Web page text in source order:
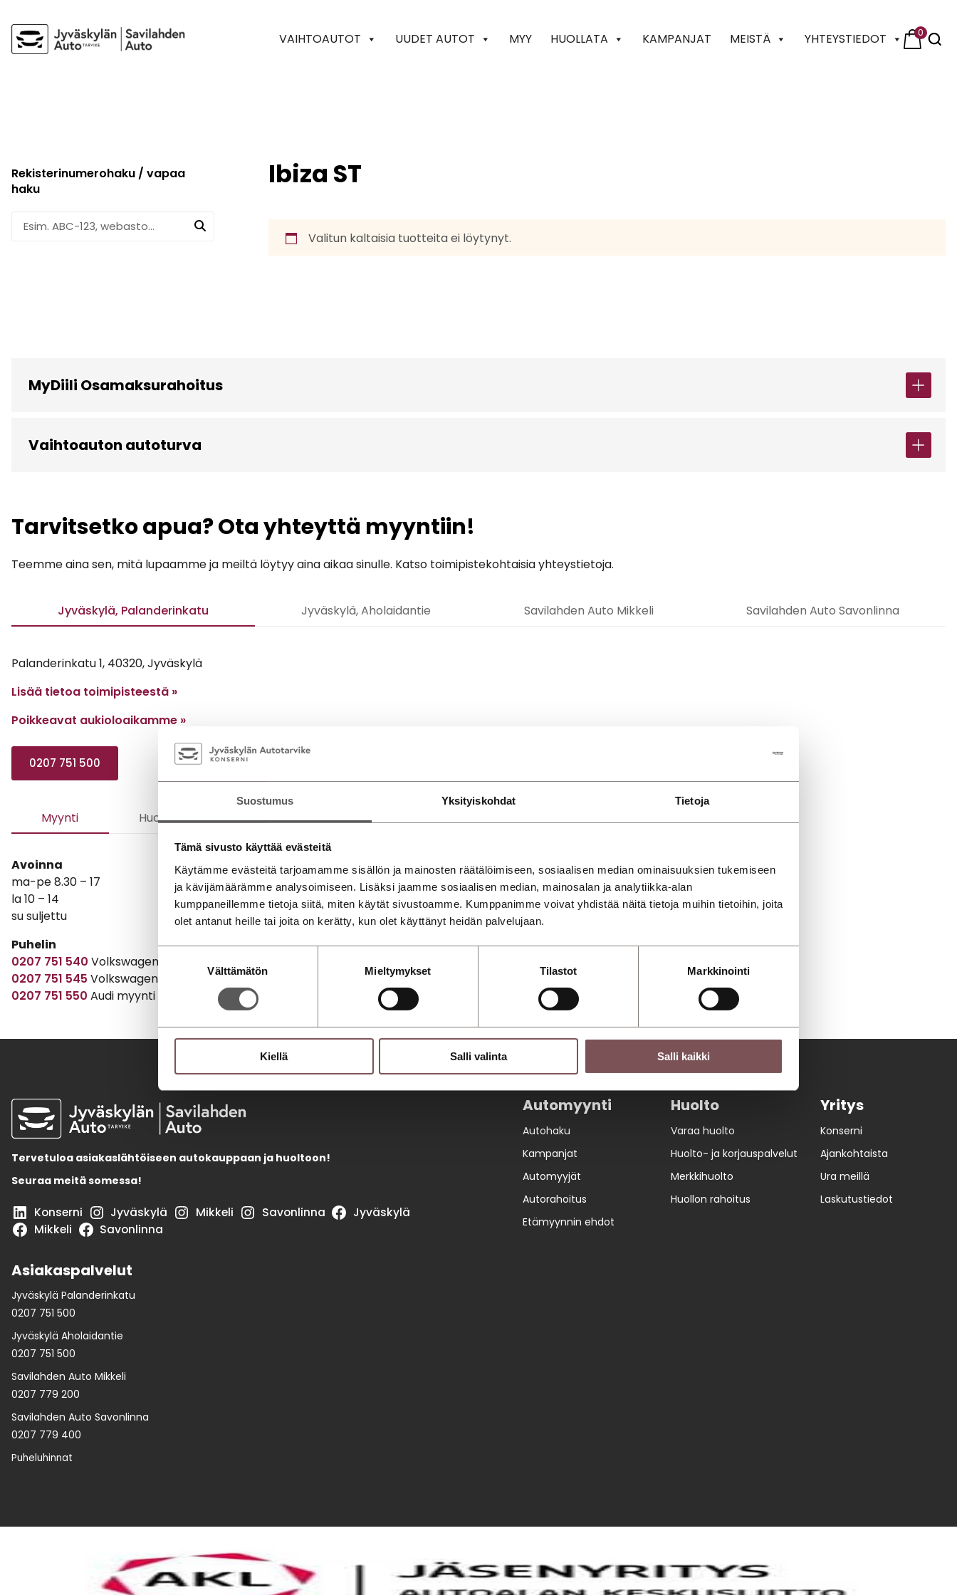
Suostumus Yksityiskohdat Tietoja
Tämä sivusto käyttää evästeitä
Käytämme evästeitä tarjoamamme sisällön ja mainosten räätälöimiseen, sosiaalisen median ominaisuuksien tukemiseen
ja kävijämäärämme analysoimiseen. Lisäksi jaamme sosiaalisen median, mainosalan ja analytiikka-alan
kumppaneillemme tietoja siitä, miten käytät sivustoamme. Kumppanimme voivat yhdistää näitä tietoja muihin tietoihin, joita
olet antanut heille tai joita on kerätty, kun olet käyttänyt heidän palvelujaan.
Välttämätön Mieltymykset Tilastot Markkinointi
Kiellä Salli valinta Salli kaikki
VAIHTOAUTOT UUDET AUTOT MYY HUOLLATA KAMPANJAT MEISTÄ YHTEYSTIEDOT 0
Rekisterinumerohaku / vapaa
haku
Ibiza ST
Valitun kaltaisia tuotteita ei löytynyt.
MyDiili Osamaksurahoitus
Vaihtoauton autoturva
Tarvitsetko apua? Ota yhteyttä myyntiin!
Teemme aina sen, mitä lupaamme ja meiltä löytyy aina aikaa sinulle. Katso toimipistekohtaisia yhteystietoja.
Jyväskylä, Palanderinkatu Jyväskylä, Aholaidantie Savilahden Auto Mikkeli Savilahden Auto Savonlinna
Palanderinkatu 1, 40320, Jyväskylä
Lisää tietoa toimipisteestä »
Poikkeavat aukioloaikamme »
0207 751 500
Myynti Huolto Vauriokorjaamo
Avoinna
ma-pe 8.30 – 17
la 10 – 14
su suljettu
Puhelin
0207 751 540 Volkswagen myynti
0207 751 545 Volkswagen Hyötyautot myynti
0207 751 550 Audi myynti
Tervetuloa asiakaslähtöiseen autokauppaan ja huoltoon!
Seuraa meitä somessa!
Konserni Jyväskylä Mikkeli Savonlinna
Jyväskylä
Mikkeli
Savonlinna
Automyynti
Autohaku
Kampanjat
Automyyjät
Autorahoitus
Etämyynnin ehdot
Huolto
Varaa huolto
Huolto- ja korjauspalvelut
Merkkihuolto
Huollon rahoitus
Yritys
Konserni
Ajankohtaista
Ura meillä
Laskutustiedot
Asiakaspalvelut
Jyväskylä Palanderinkatu
0207 751 500
Jyväskylä Aholaidantie
0207 751 500
Savilahden Auto Mikkeli
0207 779 200
Savilahden Auto Savonlinna
0207 779 400
Puheluhinnat